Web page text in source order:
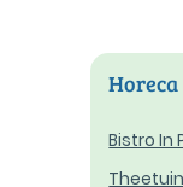
Bistro In